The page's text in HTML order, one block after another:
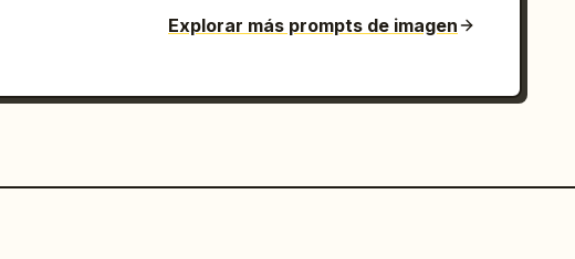
Explorar más prompts de imagen